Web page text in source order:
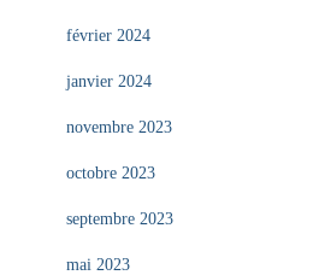
février 2024
janvier 2024
novembre 2023
octobre 2023
septembre 2023
mai 2023